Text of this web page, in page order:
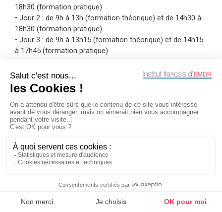
18h30 (formation pratique)
• Jour 2 : de 9h à 13h (formation théorique) et de 14h30 à
18h30 (formation pratique)
• Jour 3 : de 9h à 13h15 (formation théorique) et de 14h15
à 17h45 (formation pratique)
formation théorique et 10h de formation pratique, à cela se
rajoute les 2 X 5h de formation pratique obligatoire pour
La durée totale de la formation cursus EMDR Niveau 2 est
donc de 30h45
membre de l’équipe administrative ou l’intervenant.
Si votre formation est en présentiel : l’adresse précise